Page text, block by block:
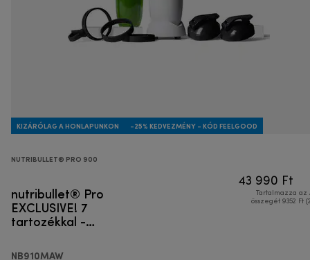
KIZÁRÓLAG A HONLAPUNKON -25% KEDVEZMÉNY - KÓD FEELGOOD
NUTRIBULLET® PRO 900
nutribullet® Pro
EXCLUSIVE! 7
tartozékkal -
turmixgép
NB910MAW
43 990 Ft
Tartalmazza az
összegét 9352 Ft